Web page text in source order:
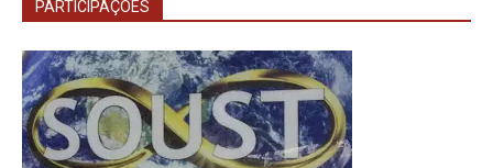
PARTICIPAÇÕES